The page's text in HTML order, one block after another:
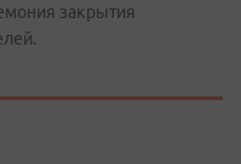
закрытия